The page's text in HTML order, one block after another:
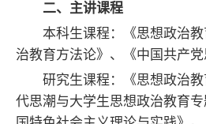
二、主讲课程
本科生课程：《思想政治
治教育方法论》、《中国共产党
研究生课程：《思想政治
代思潮与大学生思想政治教育